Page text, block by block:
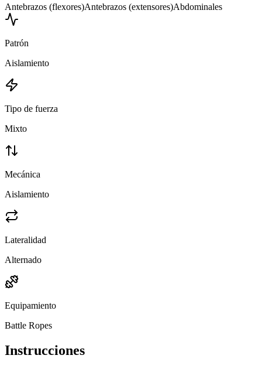
Antebrazos (flexores)Antebrazos (extensores)Abdominales
Patrón
Aislamiento
Tipo de fuerza
Mixto
Mecánica
Aislamiento
Lateralidad
Alternado
Equipamiento
Battle Ropes
Instrucciones